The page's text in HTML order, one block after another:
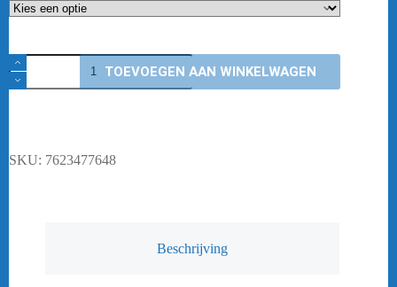
YONEX
16861
SILVER
TOEVOEGEN AAN WINKELWAGEN
SKU: 7623477648
Beschrijving